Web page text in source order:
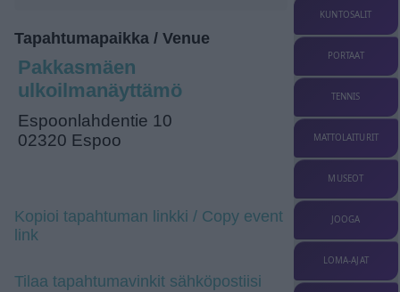
Tapahtumapaikka / Venue
Pakkasmäen
ulkoilmanäyttämö
Espoonlahdentie 10
02320 Espoo
Kopioi tapahtuman linkki / Copy event
link
Tilaa tapahtumavinkit sähköpostiisi
KUNTOSALIT
PORTAAT
TENNIS
MATTOLAITURIT
MUSEOT
JOOGA
LOMA-AJAT